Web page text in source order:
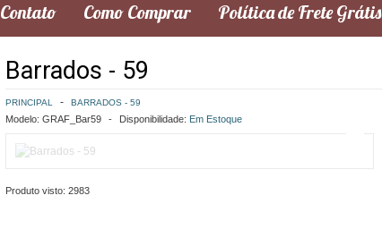
Contato Como Comprar Política de Frete Grátis
Barrados - 59
PRINCIPAL BARRADOS - 59
Modelo: GRAF_Bar59 Disponibilidade: Em Estoque
Produto visto: 2983